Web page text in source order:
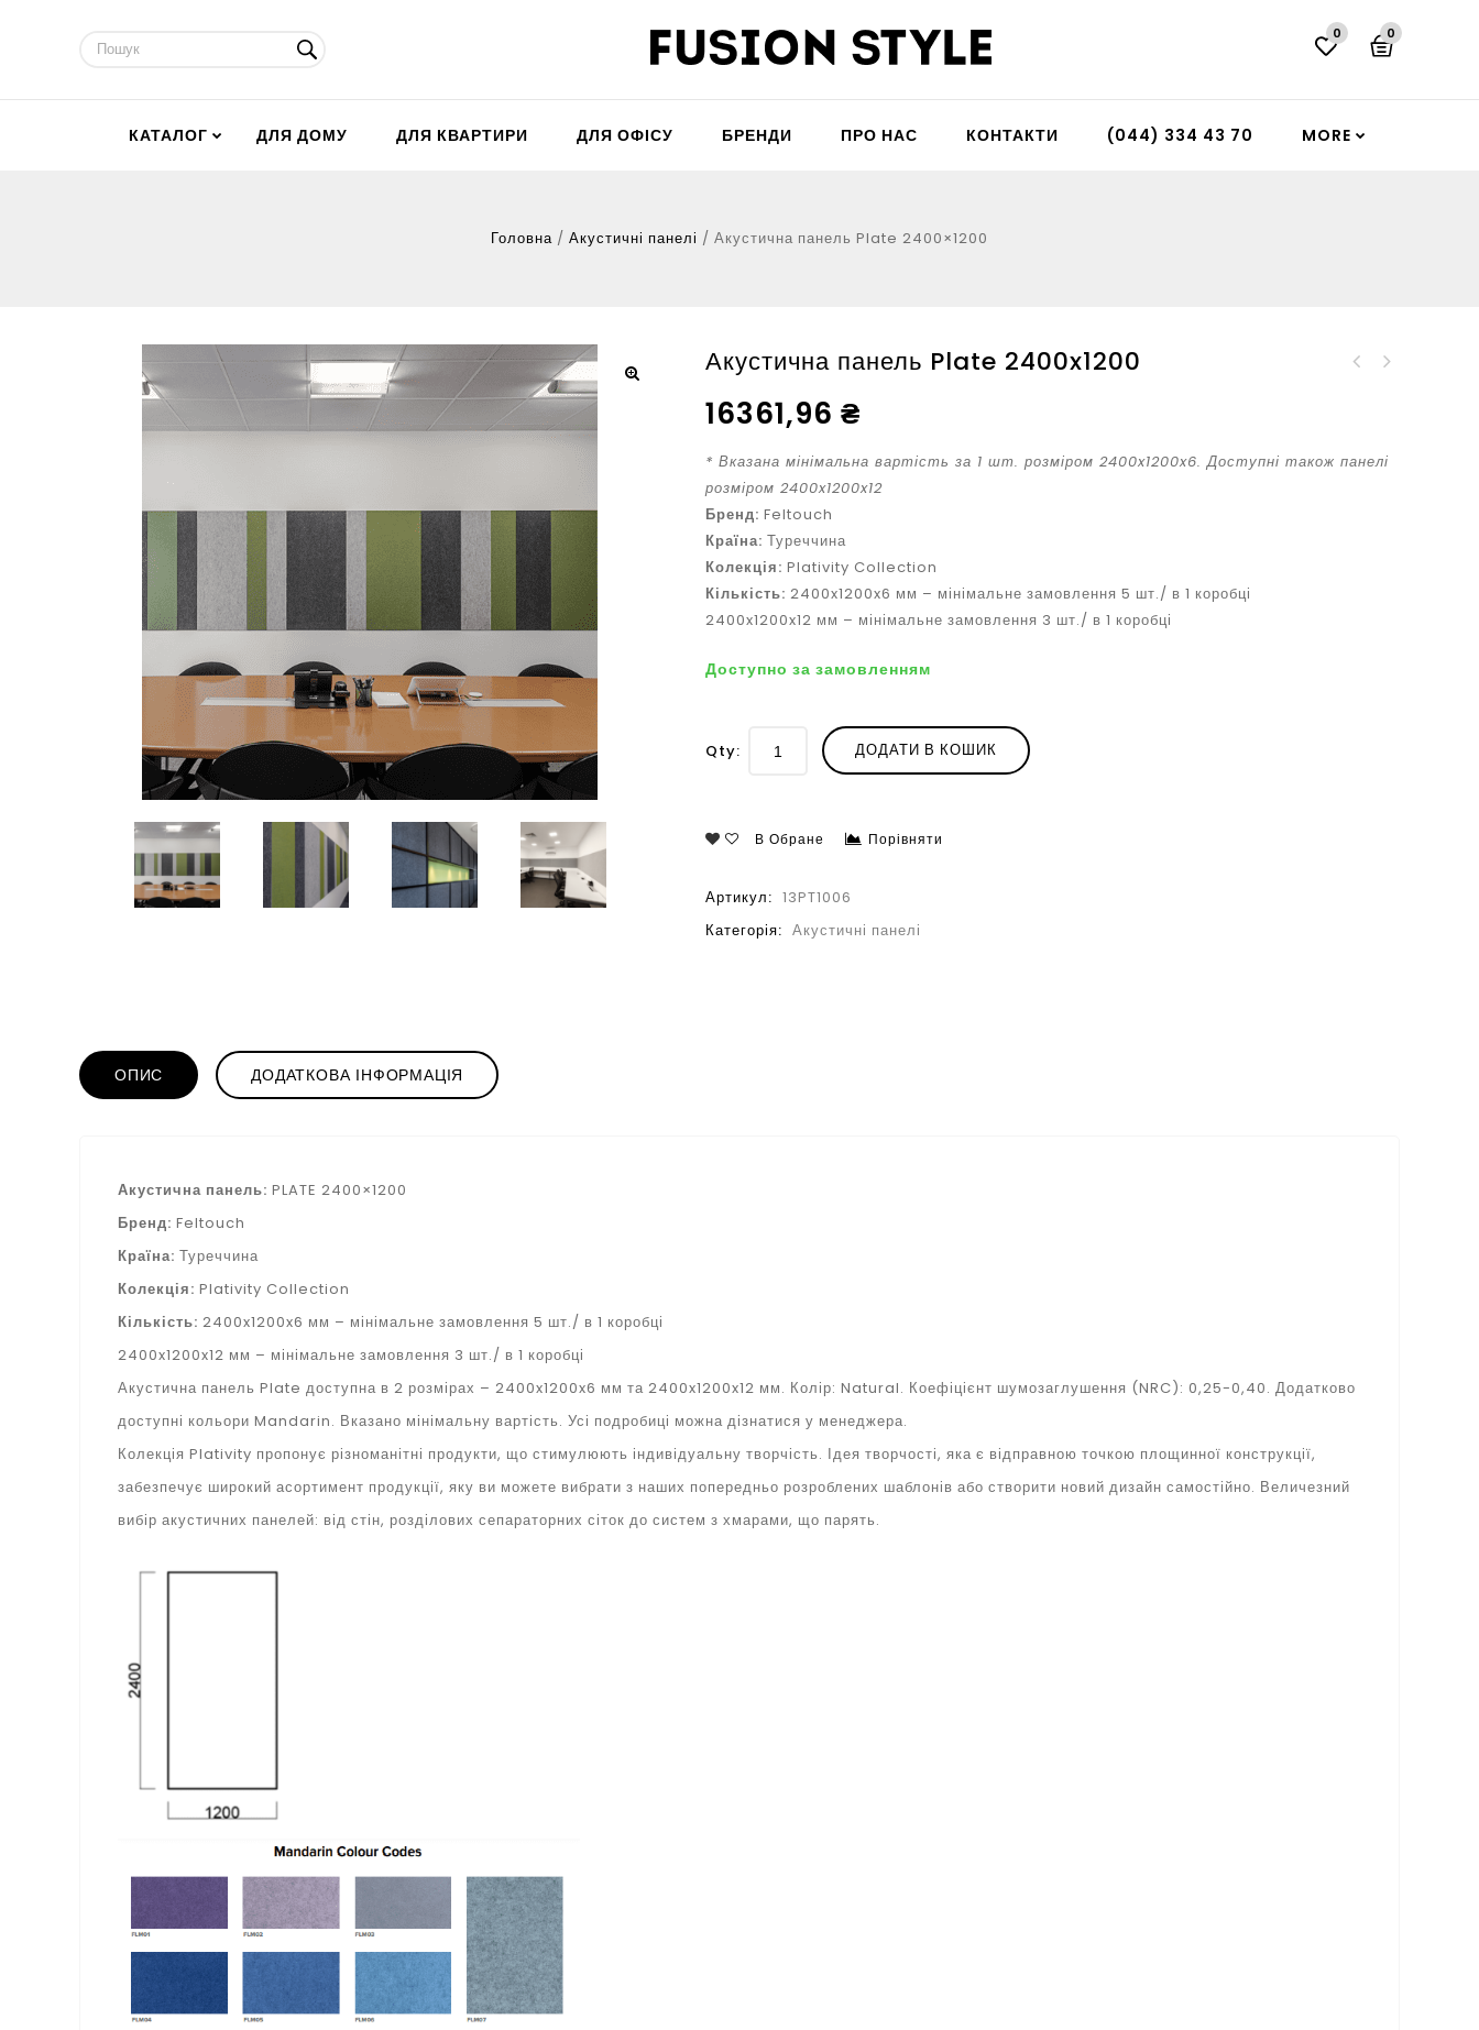
0 0
КАТАЛОГ ДЛЯ ДОМУ ДЛЯ КВАРТИРИ ДЛЯ ОФІСУ БРЕНДИ ПРО НАС КОНТАКТИ (044) 334 43 70 MORE
Головна / Акустичні панелі / Акустична панель Plate 2400×1200
Акустична панель Plate 2400x1200
16361,96 ₴
* Вказана мінімальна вартість за 1 шт. розміром 2400x1200x6. Доступні також панелі
розміром 2400x1200x12
Бренд: Feltouch
Країна: Туреччина
Колекція: Plativity Collection
Кількість: 2400x1200x6 мм – мінімальне замовлення 5 шт./ в 1 коробці
2400x1200x12 мм – мінімальне замовлення 3 шт./ в 1 коробці
Доступно за замовленням
Qty: ДОДАТИ В КОШИК
В Обране Порівняти
Артикул: 13PT1006
Категорія: Акустичні панелі
ОПИС ДОДАТКОВА ІНФОРМАЦІЯ
Акустична панель: PLATE 2400×1200
Бренд: Feltouch
Країна: Туреччина
Колекція: Plativity Collection
Кількість: 2400x1200x6 мм – мінімальне замовлення 5 шт./ в 1 коробці
2400x1200x12 мм – мінімальне замовлення 3 шт./ в 1 коробці
Акустична панель Plate доступна в 2 розмірах – 2400x1200x6 мм та 2400x1200x12 мм. Колір: Natural. Коефіцієнт шумозаглушення (NRC): 0,25-0,40. Додатково
доступні кольори Mandarin. Вказано мінімальну вартість. Усі подробиці можна дізнатися у менеджера.
Колекція Plativity пропонує різноманітні продукти, що стимулюють індивідуальну творчість. Ідея творчості, яка є відправною точкою площинної конструкції,
забезпечує широкий асортимент продукції, яку ви можете вибрати з наших попередньо розроблених шаблонів або створити новий дизайн самостійно. Величезний
вибір акустичних панелей: від стін, розділових сепараторних сіток до систем з хмарами, що парять.